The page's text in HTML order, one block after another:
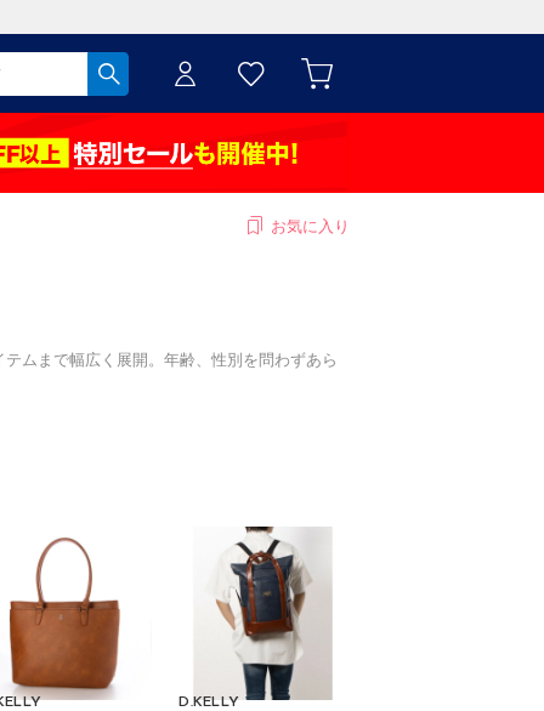
お気に入り
ムまで幅広く展開。年齢、性別を問わずあら
D.KELLY